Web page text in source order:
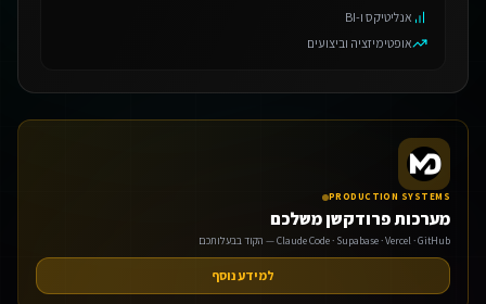
אנליטיקס ו-BI
אופטימיזציה וביצועים
PRODUCTION SYSTEMS
מערכות פרודקשן משלכם
Claude Code · Supabase · Vercel · GitHub — הקוד בבעלותכם
למידע נוסף